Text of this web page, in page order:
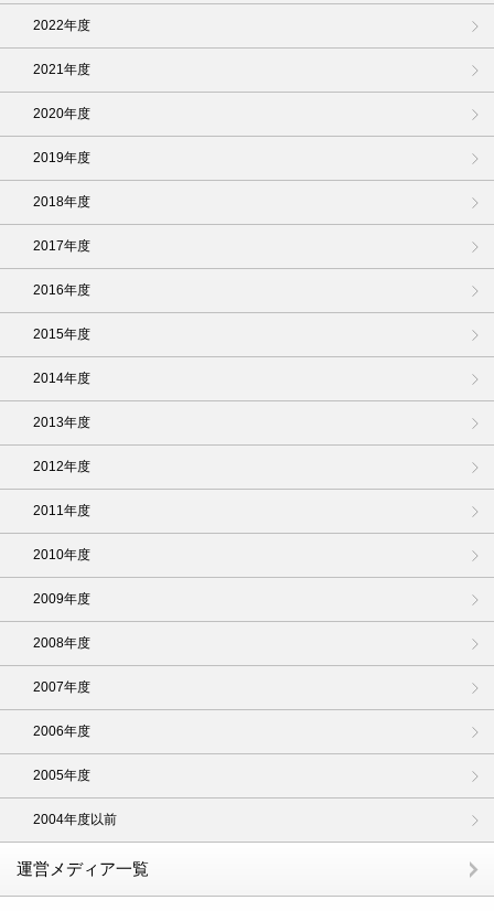
2022年度
2021年度
2020年度
2019年度
2018年度
2017年度
2016年度
2015年度
2014年度
2013年度
2012年度
2011年度
2010年度
2009年度
2008年度
2007年度
2006年度
2005年度
2004年度以前
運営メディア一覧